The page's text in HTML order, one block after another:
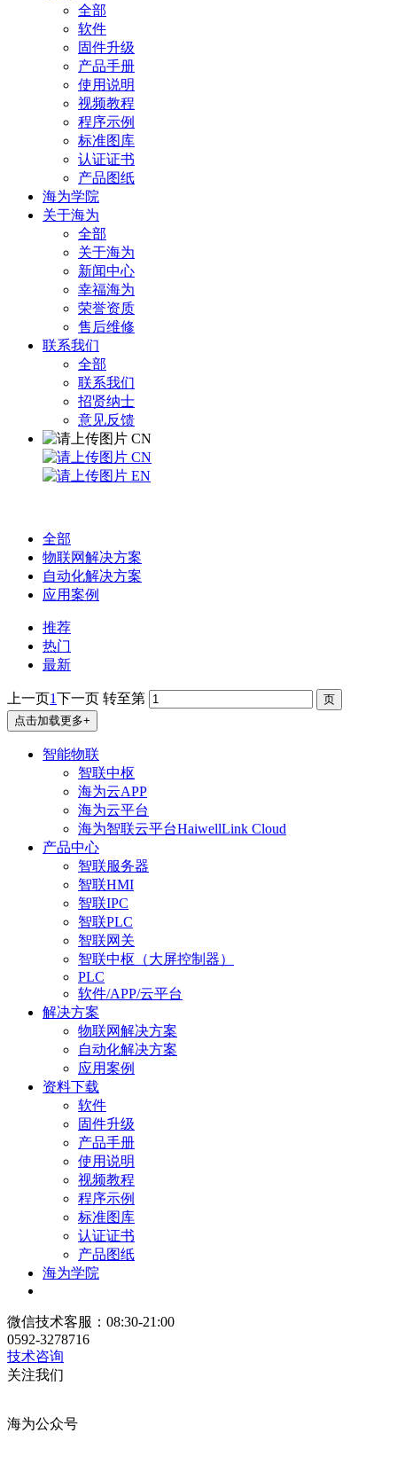
全部
软件
固件升级
产品手册
使用说明
视频教程
程序示例
标准图库
认证证书
产品图纸
海为学院
关于海为
全部
关于海为
新闻中心
幸福海为
荣誉资质
售后维修
联系我们
全部
联系我们
招贤纳士
意见反馈
CN
CN
EN
全部
物联网解决方案
自动化解决方案
应用案例
推荐
热门
最新
上一页1下一页 转至第
点击加载更多+
智能物联
智联中枢
海为云APP
海为云平台
海为智联云平台HaiwellLink Cloud
产品中心
智联服务器
智联HMI
智联IPC
智联PLC
智联网关
智联中枢（大屏控制器）
PLC
软件/APP/云平台
解决方案
物联网解决方案
自动化解决方案
应用案例
资料下载
软件
固件升级
产品手册
使用说明
视频教程
程序示例
标准图库
认证证书
产品图纸
海为学院
微信技术客服：08:30-21:00
0592-3278716
技术咨询
关注我们
海为公众号